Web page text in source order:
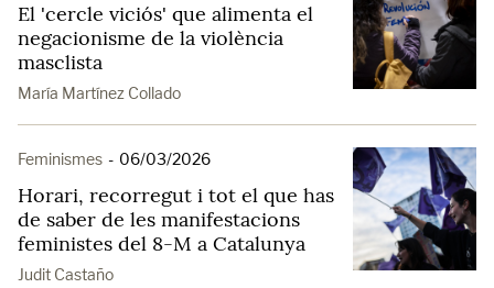
El 'cercle viciós' que alimenta el
negacionisme de la violència
masclista
María Martínez Collado
Feminismes - 06/03/2026
Horari, recorregut i tot el que has
de saber de les manifestacions
feministes del 8-M a Catalunya
Judit Castaño